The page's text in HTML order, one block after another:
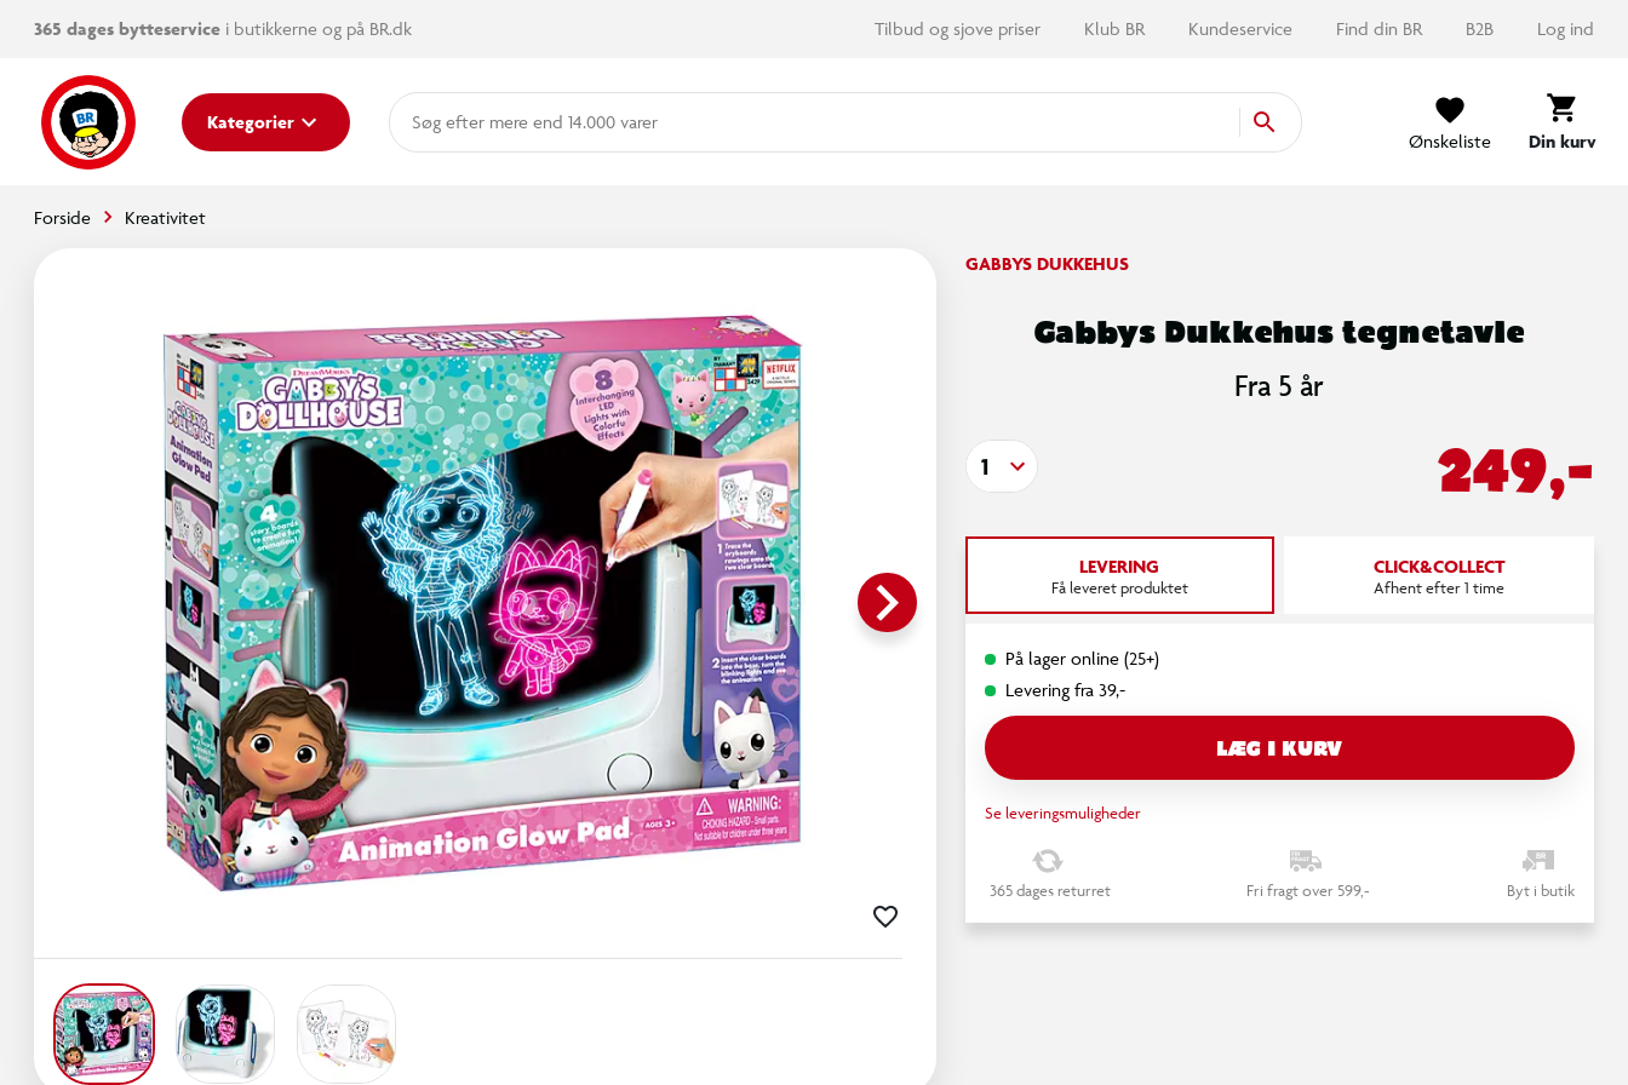
365 dages bytteservice i butikkerne og på BR.dk Tilbud og sjove priser Klub BR Kundeservice Find din BR B2B Log ind
Kategorier
mere end 14.000 varer
Ønskeliste
Din kurv
Forside Kreativitet
keyboard_arrow_right
GABBYS DUKKEHUS
Gabbys Dukkehus tegnetavle
Fra 5 år
249,-
1
LEVERING
Få leveret produktet
CLICK&COLLECT
Afhent efter 1 time
På lager online (25+)
Levering fra 39,-
LÆG I KURV
Se leveringsmuligheder
365 dages returret Fri fragt over 599,- Byt i butik